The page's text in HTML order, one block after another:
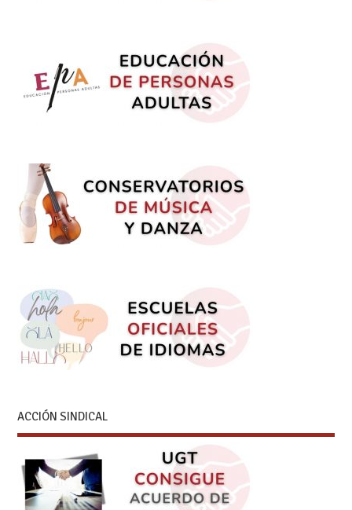
ACCIÓN SINDICAL